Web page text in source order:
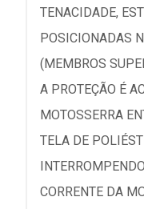
TENACIDADE,
POSICIONADAS
(MEMBROS
A PROTEÇÃO É
MOTOSSERRA
TELA DE
CORRENTE DA